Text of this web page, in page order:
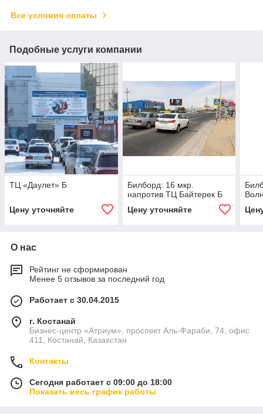
Все условия оплаты
Подобные услуги компании
ТЦ «Даулет» Б
Цену уточняйте
Билборд: 16 мкр.
напротив ТЦ Байтерек Б
Цену уточняйте
О нас
Рейтинг не сформирован
Менее 5 отзывов за последний год
Работает с 30.04.2015
г. Костанай
Бизнес-центр «Атриум», проспект Аль-Фараби, 74, офис
411, Костанай, Казахстан
Контакты
Сегодня работает с 09:00 до 18:00
Показать весь график работы